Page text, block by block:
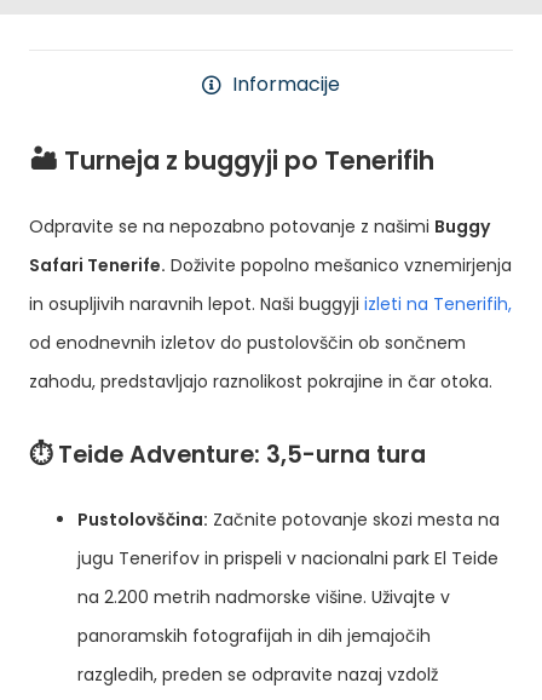
Informacije
🏜️ Turneja z buggyji po Tenerifih
Odpravite se na nepozabno potovanje z našimi Buggy
Safari Tenerife. Doživite popolno mešanico vznemirjenja
in osupljivih naravnih lepot. Naši buggyji izleti na Tenerifih,
od enodnevnih izletov do pustolovščin ob sončnem
zahodu, predstavljajo raznolikost pokrajine in čar otoka.
⏱️ Teide Adventure: 3,5-urna tura
Pustolovščina: Začnite potovanje skozi mesta na
jugu Tenerifov in prispeli v nacionalni park El Teide
na 2.200 metrih nadmorske višine. Uživajte v
panoramskih fotografijah in dih jemajočih
razgledih, preden se odpravite nazaj vzdolž